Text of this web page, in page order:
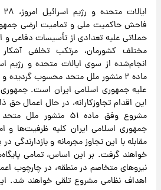
فاحش حاکمیت ملی و تمامیت ارضی
حملاتی علیه تعدادی از تأسیسات دفاعی و
مختلف کشورمان، مرتکب تخلفی
ماده ۲ منشور ملل متحد محسوب
علیه جمهوری اسلامی ایران است.
این اقدام تجاوزکارانه، در حال اعمال
مشروع وفق ماده ۵۱
جمهوری اسلامی ایران کلیه ظرفیت‌ها و
مقابله با این تجاوز مجرمانه و بازدارندگی
خواهند گرفت. بر این اساس، تمامی
نیروهای متخاصم در منطقه، در چارچوب
اهداف نظامی مشروع تلقی خواهند شد.